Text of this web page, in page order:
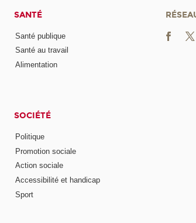
SANTÉ
Santé publique
Santé au travail
Alimentation
SOCIÉTÉ
Politique
Promotion sociale
Action sociale
Accessibilité et handicap
Sport